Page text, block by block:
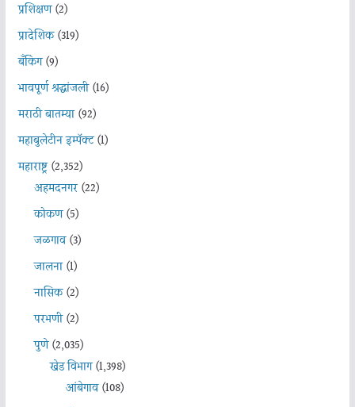
प्रशिक्षण(2)
प्रादेशिक(319)
बँकिंग(9)
भावपूर्ण श्रद्धांजली(16)
मराठी बातम्या(92)
महाबुलेटीन इम्पॅक्ट(1)
महाराष्ट्र(2,352)
अहमदनगर(22)
कोकण(5)
जळगाव(3)
जालना(1)
नासिक(2)
परभणी(2)
पुणे(2,035)
खेड विभाग(1,398)
आंबेगाव(108)